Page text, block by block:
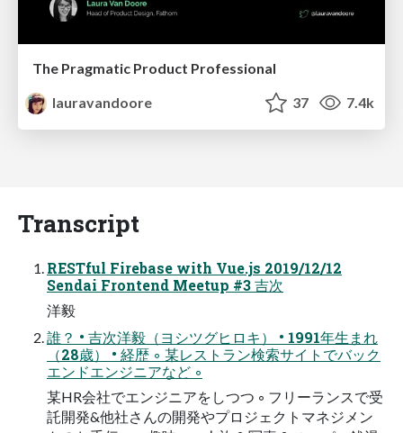
The Pragmatic Product Professional
lauravandoore
37 7.4k
Transcript
RESTful Firebase with Vue.js 2019/12/12
Sendai Frontend Meetup #3 吉次
洋毅
誰？ • 吉次洋毅（ヨシツグヒロキ） • 1991年生まれ
（28歳） • 経歴 ◦ 某レストラン検索サイトでバック
エンドエンジニアなど ◦
某HR会社でエンジニアをしつつ ◦ フリーランスで受
託開発&他社さんの開発やプロジェクトマネジメン